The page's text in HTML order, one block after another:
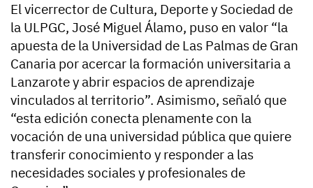
El vicerrector de Cultura, Deporte y Sociedad de
la ULPGC, José Miguel Álamo, puso en valor “la
apuesta de la Universidad de Las Palmas de Gran
Canaria por acercar la formación universitaria a
Lanzarote y abrir espacios de aprendizaje
vinculados al territorio”. Asimismo, señaló que
“esta edición conecta plenamente con la
vocación de una universidad pública que quiere
transferir conocimiento y responder a las
necesidades sociales y profesionales de